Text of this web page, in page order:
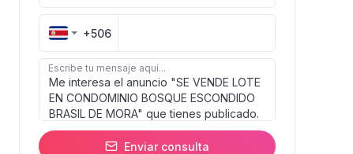
+506
Escribe tu mensaje aquí...
Enviar consulta